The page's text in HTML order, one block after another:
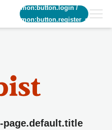
common:button.login/
common:button.register_short